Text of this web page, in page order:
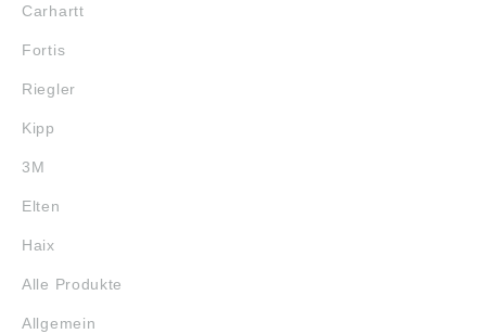
Carhartt
Fortis
Riegler
Kipp
3M
Elten
Haix
Alle Produkte
Allgemein